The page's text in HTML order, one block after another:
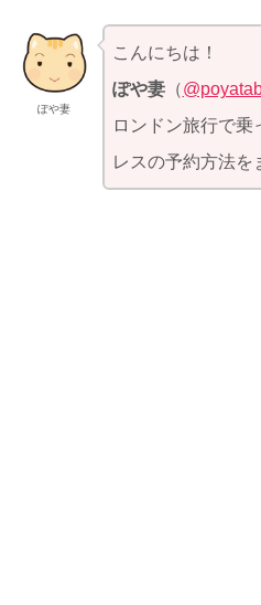
ぽや妻
こんにちは！
ぽや妻（
ロンドン旅行で
レスの予約方法を